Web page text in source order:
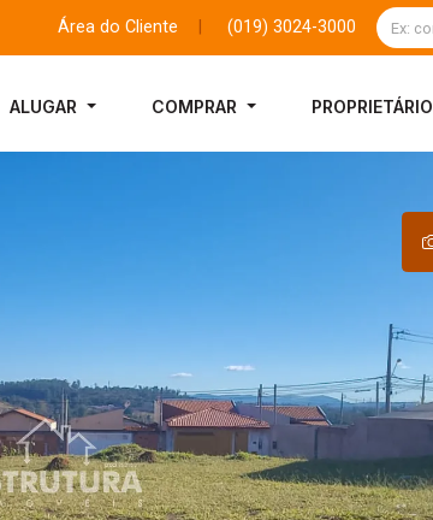
Área do Cliente (019) 3024-3000
ALUGAR COMPRAR PROPRIETÁRIO